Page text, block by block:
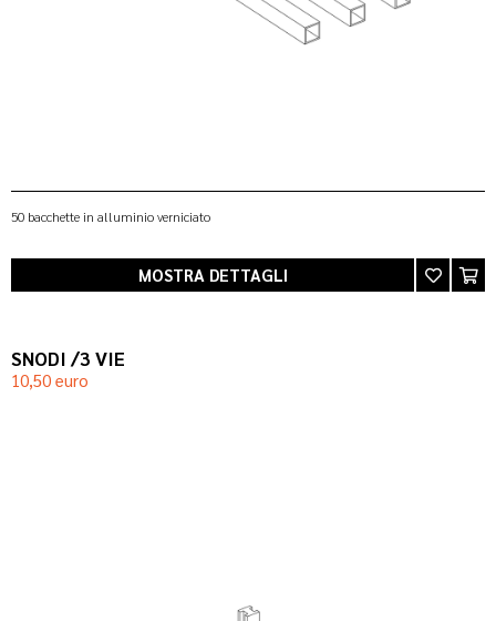
50 bacchette in alluminio verniciato
MOSTRA DETTAGLI
SNODI /3 VIE
10,50 euro